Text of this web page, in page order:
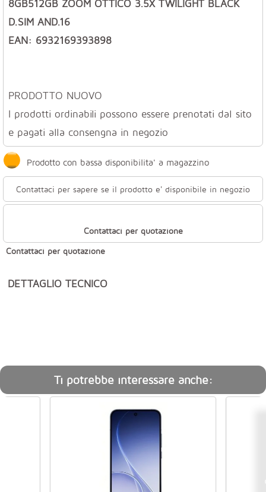
8GB512GB ZOOM OTTICO 3.5X TWILIGHT BLACK
D.SIM AND.16
EAN: 6932169393898
PRODOTTO NUOVO
I prodotti ordinabili possono essere prenotati dal sito
e pagati alla consengna in negozio
Prodotto con bassa disponibilita' a magazzino
Contattaci per sapere se il prodotto e' disponibile in negozio
Contattaci per quotazione
Contattaci per quotazione
DETTAGLIO TECNICO
Ti potrebbe interessare anche: